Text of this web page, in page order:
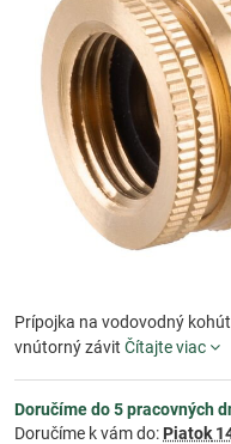
Prípojka na vodovodný
vnútorný závit Čítajte viac
Doručíme do 5 pracovných
Doručíme k vám do: Piatok